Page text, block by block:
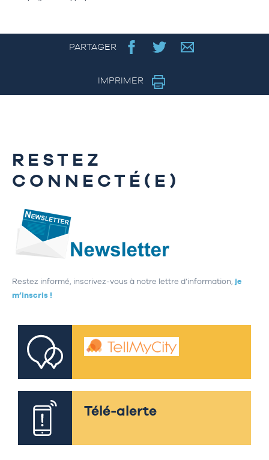
PARTAGER
IMPRIMER
RESTEZ
CONNECTÉ(E)
Restez informé, inscrivez-vous à notre lettre d’information, je
m’inscris !
Télé-alerte